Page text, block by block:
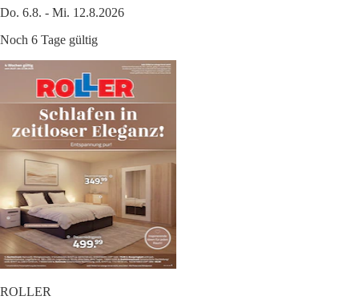
Do. 6.8. - Mi. 12.8.2026
Noch 6 Tage gültig
ROLLER